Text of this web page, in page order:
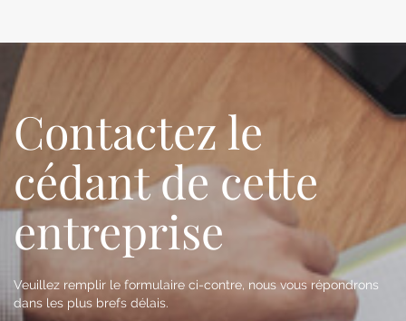
Contactez le
cédant de cette
entreprise
Veuillez remplir le formulaire ci-contre, nous vous répondrons
dans les plus brefs délais.